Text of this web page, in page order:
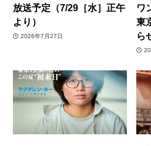
放送予定（7/29［水］正午
より）
2026年7月27日
ワ
東
ら